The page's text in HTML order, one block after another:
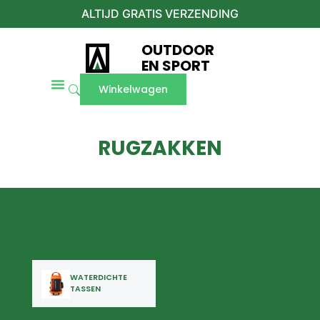
ALTIJD GRATIS VERZENDING
OUTDOOR
EN SPORT
Winkelwagen
RUGZAKKEN
WATERDICHTE
TASSEN